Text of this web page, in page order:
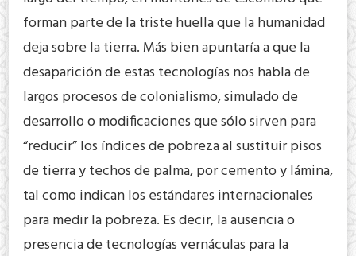
forman parte de la triste huella que la humanidad
deja sobre la tierra. Más bien apuntaría a que la
desaparición de estas tecnologías nos habla de
largos procesos de colonialismo, simulado de
desarrollo o modificaciones que sólo sirven para
“reducir” los índices de pobreza al sustituir pisos
de tierra y techos de palma, por cemento y lámina,
tal como indican los estándares internacionales
para medir la pobreza. Es decir, la ausencia o
presencia de tecnologías vernáculas para la